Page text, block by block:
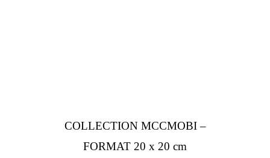
COLLECTION MCCMOBI –
FORMAT 20 x 20 cm